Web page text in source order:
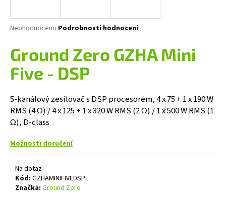
Průměrné
produktu
je
0,0
z
hvězdiček.
Neohodnoceno Podrobnosti hodnocení
Ground Zero GZHA Mini
Five - DSP
5-kanálový zesilovač s DSP procesorem, 4 x 75 + 1 x 190 W
RMS (4 Ω) / 4 x 125 + 1 x 320 W RMS (2 Ω) / 1 x 500 W RMS (1
Ω), D-class
Možnosti doručení
Na dotaz
Kód: GZHAMINIFIVEDSP
Značka: Ground Zero
j
t
?
HLEDAT
o
p
o